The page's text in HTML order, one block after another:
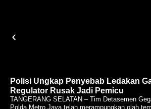
Polisi Ungkap Penyebab Ledakan
Regulator Rusak Jadi Pemicu
TANGERANG SELATAN – Tim Detasemen
Polda Metro Jaya telah merampungkan olah